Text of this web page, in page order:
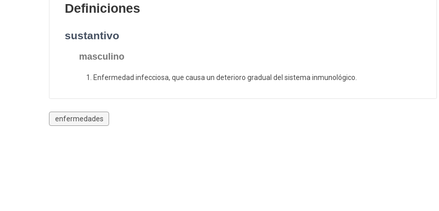
Definiciones
sustantivo
masculino
Enfermedad infecciosa, que causa un deterioro gradual del sistema inmunológico.
enfermedades